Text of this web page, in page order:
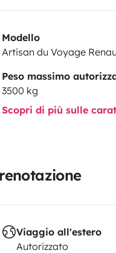
- 6m long 2m05
Modello
Artisan du Voyage
Peso massimo
3500 kg
Scopri di più sulle
Viaggio all'estero
Autorizzato